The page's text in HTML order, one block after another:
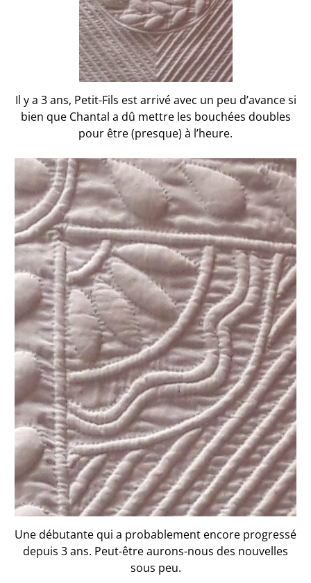
Il y a 3 ans, Petit-Fils est arrivé avec un peu d’avance si
bien que Chantal a dû mettre les bouchées doubles
pour être (presque) à l’heure.
Une débutante qui a probablement encore progressé
depuis 3 ans. Peut-être aurons-nous des nouvelles
sous peu.